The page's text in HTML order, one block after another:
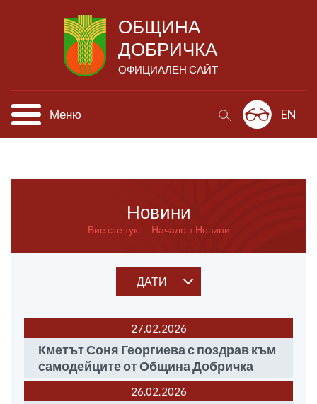
ОБЩИНА
ДОБРИЧКА
ОФИЦИАЛЕН САЙТ
Меню EN
Новини
Вие сте тук: Начало Новини
ДАТИ
27.02 2026
Кметът Соня Георгиева с поздрав към
самодейците от Община Добричка
26.02 2026